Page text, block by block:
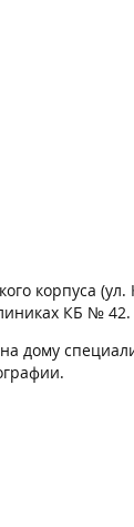
корпуса (ул.
КБ № 42.
дому